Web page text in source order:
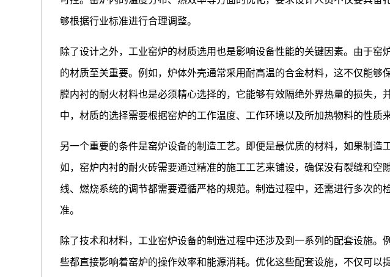
够根据行业标准进行合理调整。
除了设计之外，工业窑炉的材质选用也是影响设备性能的关键因素。由于窑
的材质至关重要。例如，炉体外壳通常采用耐高温的合金材料，这不仅能够
膛内衬的耐火材料也是必须精心选择的，它能够有效隔绝外界热量的损失，
中，材质的选择需要根据窑炉的工作温度、工作环境以及所加热物料的性质
另一个重要的条件是窑炉设备的制造工艺。即便是最优质的材料，如果制造
如，窑炉内衬的耐火砖需要通过精准的施工工艺来铺设，确保没有裂缝和空
线、燃烧系统的调节都需要遵循严格的规范。制造过程中，还需进行多次的
准。
除了技术和材料，工业窑炉设备的制造过程中还涉及到一系列的配套设施。
些都直接影响着窑炉的操作效率和能源消耗。优化这些配套设施，不仅可以